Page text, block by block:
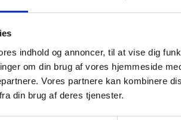
indhold og annoncer, til at vise dig
om din brug af vores hjemmeside
Vores partnere kan kombinere
din brug af deres tjenester.
HÅRBÅND | Pastel